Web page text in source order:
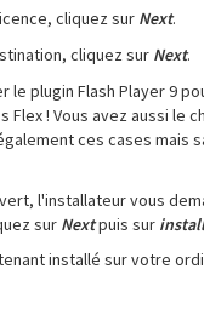
cliquez sur Next.
cliquez sur Next.
le plugin Flash Player 9
! Vous avez aussi le
ces cases mais
l'installateur vous
sur Nextpuis sur install
installé sur votre